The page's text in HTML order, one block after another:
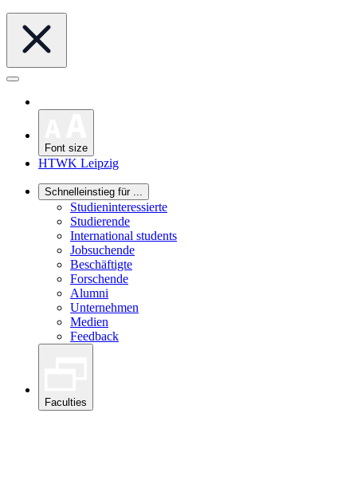
Font size
HTWK Leipzig
Schnelleinstieg für ...
Studieninteressierte
Studierende
International students
Jobsuchende
Beschäftigte
Forschende
Alumni
Unternehmen
Medien
Feedback
Faculties